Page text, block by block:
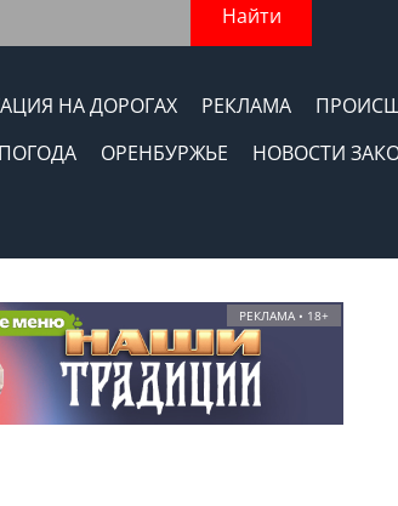
Найти
НА ДОРОГАХ РЕКЛАМА
ПОГОДА ОРЕНБУРЖЬЕ
НОВОСТИ
РЕКЛАМА • 18+